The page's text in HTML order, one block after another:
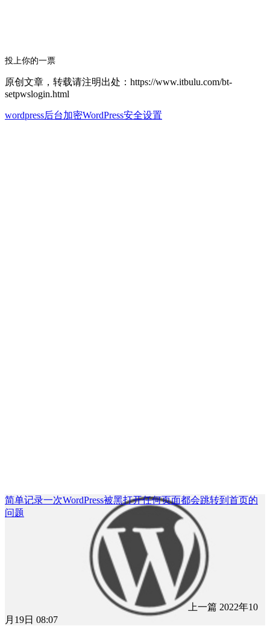
投上你的一票
原创文章，转载请注明出处：https://www.itbulu.com/bt-
setpwslogin.html
wordpress后台加密WordPress安全设置
简单记录一次WordPress被黑打开任何页面都会跳转到首页的
问题
上一篇 2022年10
月19日 08:07